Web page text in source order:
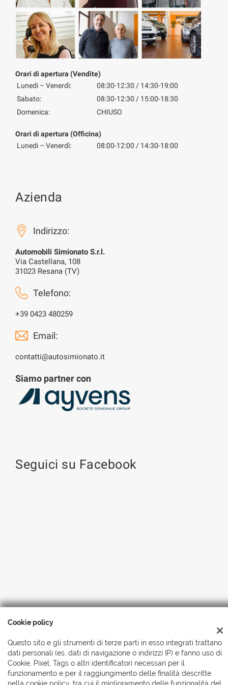
Orari di apertura (Vendite)
Lunedi – Venerdì:
08:30-12:30 / 14:30-19:00
Sabato:
08:30-12:30 / 15:00-18:30
Domenica:
CHIUSO
Orari di apertura (Officina)
Lunedi – Venerdì:
08:00-12:00 / 14:30-18:00
Azienda
Indirizzo:
Automobili Simionato S.r.l.
Via Castellana, 108
31023 Resana (TV)
Telefono:
+39 0423 480259
Email:
contatti@autosimionato.it
Siamo partner con
Seguici su Facebook
Cookie policy
Questo sito e gli strumenti di terze parti in esso integrati trattano
dati personali (es. dati di navigazione o indirizzi IP) e fanno uso di
Cookie, Pixel, Tags o altri identificatori necessari per il
funzionamento e per il raggiungimento delle finalità descritte